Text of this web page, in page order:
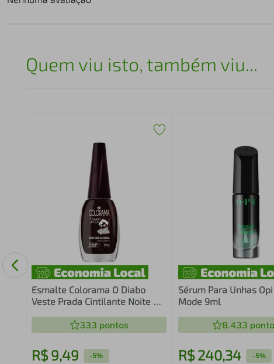
Quem viu isto, também viu...
Esmalte Colorama O Diabo
Veste Prada Cintilante Noite De
333 pontos
R$ 9,49 -5%
Sérum Para Unhas
Mode 9ml
8.433
R$ 240,34 -5%